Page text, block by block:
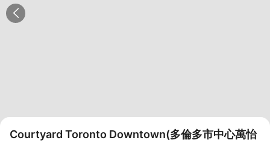
Courtyard Toronto Downtown(多倫多市中心萬怡